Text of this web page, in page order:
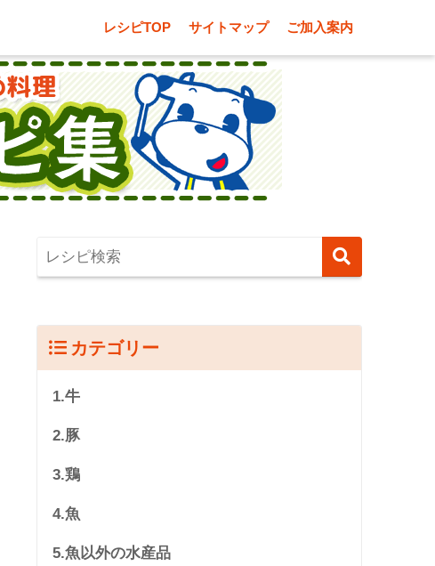
レシピTOP サイトマップ ご加入案内
カテゴリー
1.牛
2.豚
3.鶏
4.魚
5.魚以外の水産品